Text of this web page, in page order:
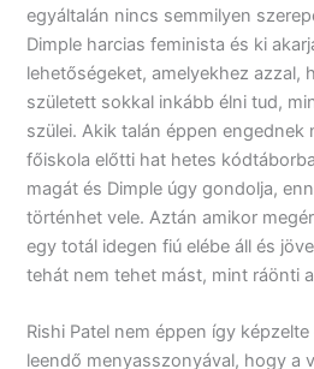
egyáltalán nincs semmilyen
Dimple harcias feminista és ki
lehetőségeket, amelyekhez azzal,
született sokkal inkább élni tud,
szülei. Akik talán éppen engednek
főiskola előtti hat hetes
magát és Dimple úgy gondolja,
történhet vele. Aztán amikor
egy totál idegen fiú elébe áll és
tehát nem tehet mást, mint ráönti
Rishi Patel nem éppen így
leendő menyasszonyával, hogy a